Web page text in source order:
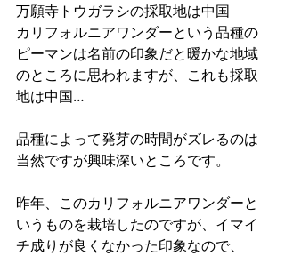
万願寺トウガラシの採取地は中国
カリフォルニアワンダーという品種の
ピーマンは名前の印象だと暖かな地域
のところに思われますが、これも採取
地は中国…
品種によって発芽の時間がズレるのは
当然ですが興味深いところです。
昨年、このカリフォルニアワンダーと
いうものを栽培したのですが、イマイ
チ成りが良くなかった印象なので、